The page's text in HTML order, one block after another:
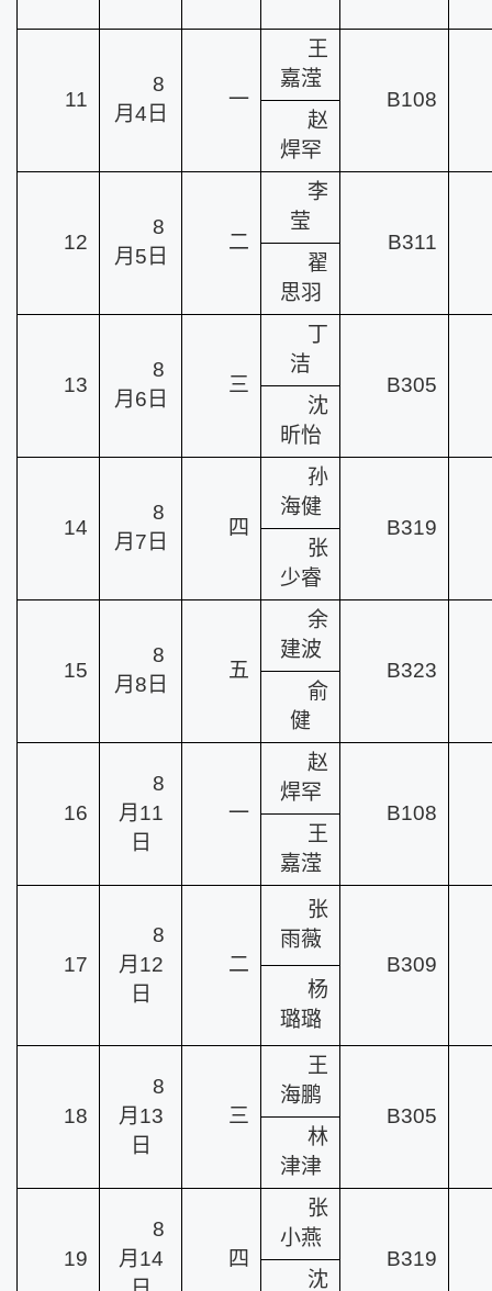
11
8
月4日
一
王
嘉滢
B108
赵
焊罕
12
8
月5日
二
李
莹
B311
翟
思羽
13
8
月6日
三
丁
洁
B305
沈
昕怡
14
8
月7日
四
孙
海健
B319
张
少睿
15
8
月8日
五
余
建波
B323
俞
健
16
8
月11
日
一
赵
焊罕
B108
王
嘉滢
17
8
月12
日
二
张
雨薇
B309
杨
璐璐
18
8
月13
日
三
王
海鹏
B305
林
津津
19
8
月14
四
张
小燕
B319
沈